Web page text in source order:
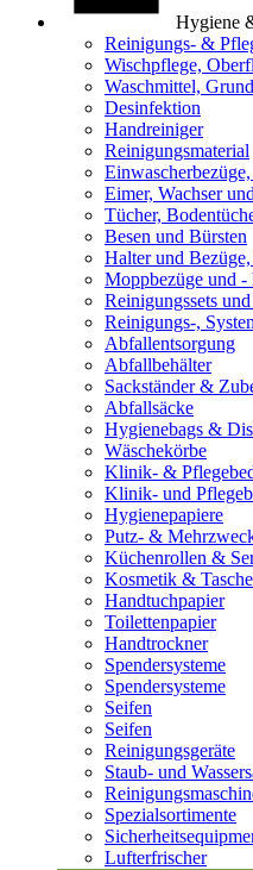
Hygiene
Reinigungs- &
Wischpflege,
Waschmittel,
Desinfektion
Handreiniger
Reinigungsmaterial
Eimer, Wachser
Tücher,
Besen und Bürsten
Halter und
Moppbezüge und -
Reinigungssets
Reinigungs-,
Abfallentsorgung
Abfallbehälter
Sackständer &
Abfallsäcke
Hygienebags &
Wäschekörbe
Klinik- &
Klinik- und
Hygienepapiere
Putz- &
Küchenrollen &
Kosmetik &
Handtuchpapier
Toilettenpapier
Handtrockner
Spendersysteme
Spendersysteme
Seifen
Seifen
Reinigungsgeräte
Staub- und
Spezialsortimente
Lufterfrischer